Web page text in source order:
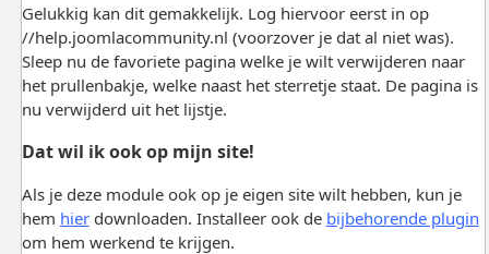
Gelukkig kan dit gemakkelijk. Log hiervoor eerst in op
//help.joomlacommunity.nl (voorzover je dat al niet was).
Sleep nu de favoriete pagina welke je wilt verwijderen naar
het prullenbakje, welke naast het sterretje staat. De pagina is
nu verwijderd uit het lijstje.
Dat wil ik ook op mijn site!
Als je deze module ook op je eigen site wilt hebben, kun je
hem hierdownloaden. Installeer ook de bijbehorende plugin
om hem werkend te krijgen.